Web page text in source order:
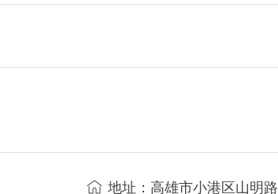
地址：高雄市小港区山明